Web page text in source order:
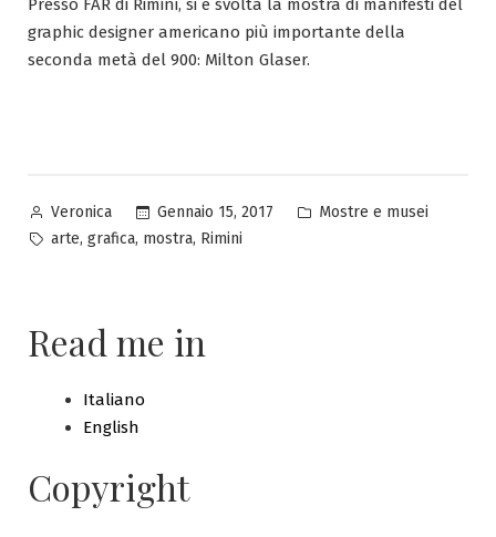
Presso FAR di Rimini, si è svolta la mostra di manifesti del
graphic designer americano più importante della
seconda metà del 900: Milton Glaser.
Pubblicato
da
Veronica Gennaio 15, 2017
Pubblicato
Mostre e musei
Tag:
arte, grafica, mostra, Rimini
Read me in
Italiano
English
Copyright